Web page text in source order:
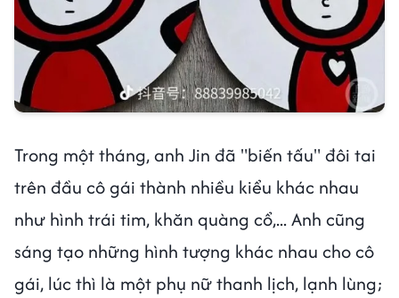
Trong một tháng, anh Jin đã "biến tấu" đôi tai
trên đầu cô gái thành nhiều kiểu khác nhau
như hình trái tim, khăn quàng cổ,... Anh cũng
sáng tạo những hình tượng khác nhau cho cô
gái, lúc thì là một phụ nữ thanh lịch, lạnh lùng;